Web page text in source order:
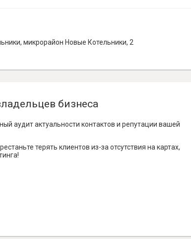
микрорайон Новые Котельники, 2
бизнеса
аудит актуальности контактов и репутации вашей
терять клиентов из-за отсутствия на картах,